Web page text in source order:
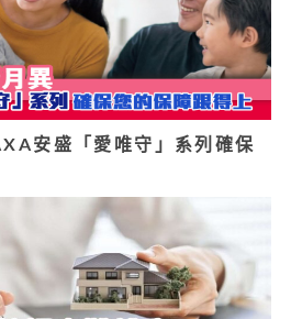
安盛「愛唯守」系列確保